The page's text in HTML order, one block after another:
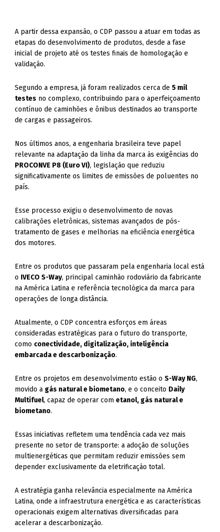
A partir dessa expansão, o CDP passou a atuar em todas as
etapas do desenvolvimento de produtos, desde a fase
inicial de projeto até os testes finais de homologação e
validação.
Segundo a empresa, já foram realizados cerca de5 mil
testes no complexo, contribuindo para o aperfeiçoamento
contínuo de caminhões e ônibus destinados ao transporte
de cargas e passageiros.
Nos últimos anos, a engenharia brasileira teve papel
relevante na adaptação da linha da marca às exigências do
PROCONVE P8 (Euro VI), legislação que reduziu
significativamente os limites de emissões de poluentes no
país.
Esse processo exigiu o desenvolvimento de novas
calibrações eletrônicas, sistemas avançados de pós-
tratamento de gases e melhorias na eficiência energética
dos motores.
Entre os produtos que passaram pela engenharia local está
o IVECO S-Way, principal caminhão rodoviário da fabricante
na América Latina e referência tecnológica da marca para
operações de longa distância.
Atualmente, o CDP concentra esforços em áreas
consideradas estratégicas para o futuro do transporte,
como conectividade, digitalização, inteligência
embarcada e descarbonização.
Entre os projetos em desenvolvimento estão oS-Way NG,
movido a gás natural e biometano, e o conceito Daily
Multifuel, capaz de operar cometanol, gás natural e
biometano.
Essas iniciativas refletem uma tendência cada vez mais
presente no setor de transporte: a adoção de soluções
multienergéticas que permitam reduzir emissões sem
depender exclusivamente da eletrificação total.
A estratégia ganha relevância especialmente na América
Latina, onde a infraestrutura energética e as características
operacionais exigem alternativas diversificadas para
acelerar a descarbonização.